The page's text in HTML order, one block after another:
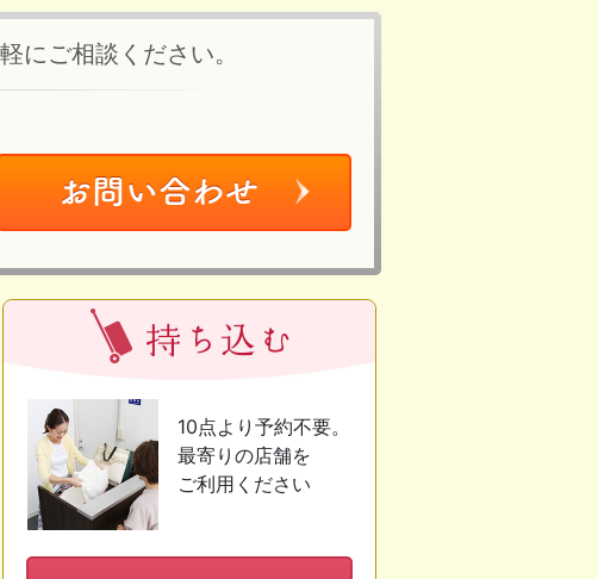
にご相談ください。
10点より予約不要。
最寄りの店舗を
ご利用ください